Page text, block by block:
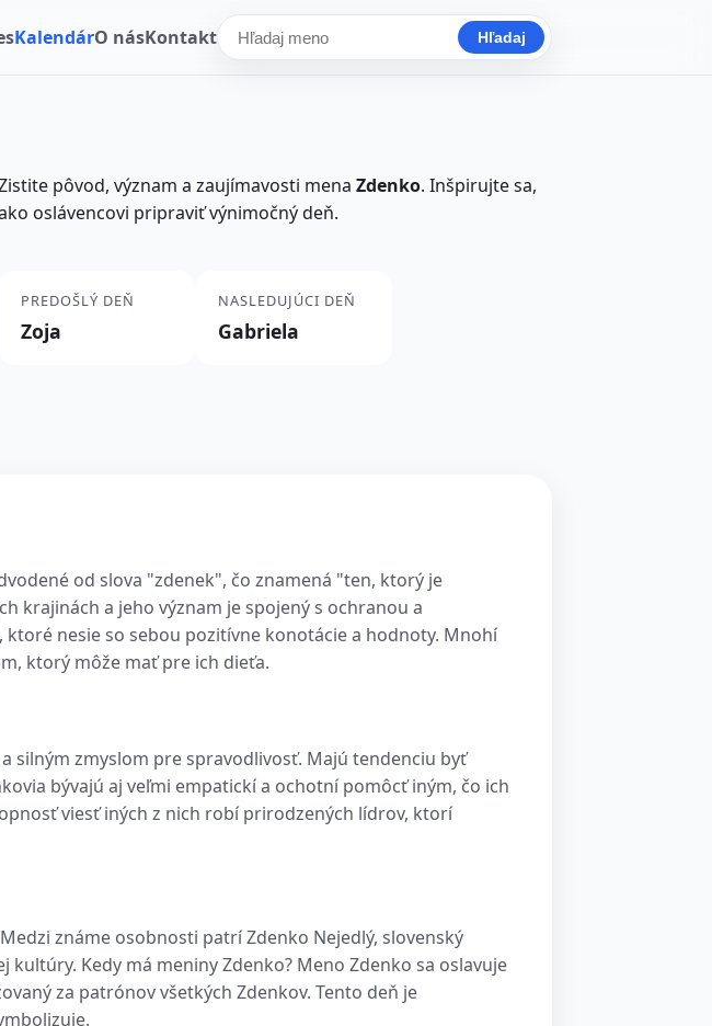
KalendárO násKontakt Hľadať meno Hľadaj
pôvod, význam a zaujímavosti mena Zdenko. Inšpirujte sa,
oslávencovi pripraviť výnimočný deň.
PREDOŠLÝ DEŇ
Zoja
NASLEDUJÚCI DEŇ
Gabriela
od slova "zdenek", čo znamená "ten, ktorý je
krajinách a jeho význam je spojený s ochranou a
nesie so sebou pozitívne konotácie a hodnoty. Mnohí
ktorý môže mať pre ich dieťa.
silným zmyslom pre spravodlivosť. Majú tendenciu byť
bývajú aj veľmi empatickí a ochotní pomôcť iným, čo ich
viesť iných z nich robí prirodzených lídrov, ktorí
známe osobnosti patrí Zdenko Nejedlý, slovenský
Kedy má meniny Zdenko? Meno Zdenko sa oslavuje
za patrónov všetkých Zdenkov. Tento deň je